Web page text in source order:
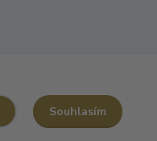
Souhlasím